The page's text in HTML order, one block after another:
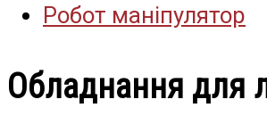
Робот маніпулятор
Обладнання для